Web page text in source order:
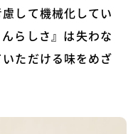
して機械化してい
らしさ』は失わな
ただける味をめざ